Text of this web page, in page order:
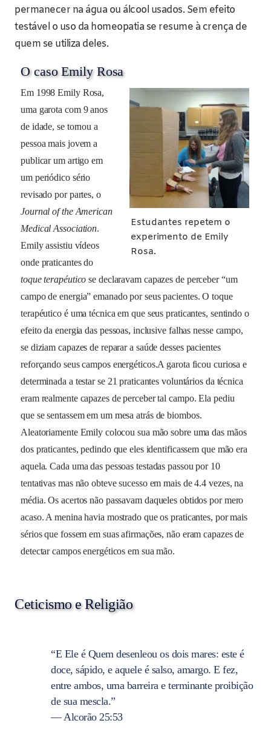
permanecer na água ou álcool usados. Sem efeito
testável o uso da homeopatia se resume à crença de
quem se utiliza deles.
O caso Emily Rosa
Estudantes repetem o
experimento de Emily
Rosa.
Em 1998 Emily Rosa,
uma garota com 9 anos
de idade, se tornou a
pessoa mais jovem a
publicar um artigo em
um periódico sério
revisado por partes, o
Journal of the American
Medical Association.
Emily assistiu vídeos
onde praticantes do
toque terapéutico se declaravam capazes de perceber “um
campo de energia” emanado por seus pacientes. O toque
terapéutico é uma técnica em que seus praticantes, sentindo o
efeito da energia das pessoas, inclusive falhas nesse campo,
se diziam capazes de reparar a saúde desses pacientes
reforçando seus campos energéticos.A garota ficou curiosa e
determinada a testar se 21 praticantes voluntários da técnica
eram realmente capazes de perceber tal campo. Ela pediu
que se sentassem em um mesa atrás de biombos.
Aleatoriamente Emily colocou sua mão sobre uma das mãos
dos praticantes, pedindo que eles identificassem que mão era
aquela. Cada uma das pessoas testadas passou por 10
tentativas mas não obteve sucesso em mais de 4.4 vezes, na
média. Os acertos não passavam daqueles obtidos por mero
acaso. A menina havia mostrado que os praticantes, por mais
sérios que fossem em suas afirmações, não eram capazes de
detectar campos energéticos em sua mão.
Ceticismo e Religião
“E Ele é Quem desenleou os dois mares: este é
doce, sápido, e aquele é salso, amargo. E fez,
entre ambos, uma barreira e terminante proibição
de sua mescla.”
— Alcorão 25:53